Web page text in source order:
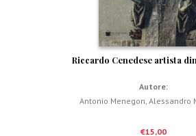
Riccardo Cenedese artista
Autore:
Antonio Menegon, Alessandro
€15,00